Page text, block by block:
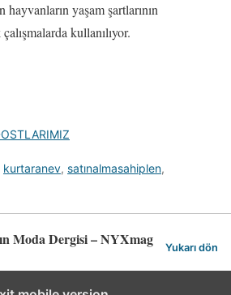
yaşam şartlarının
kullanılıyor.
kurtaranev, satınalmasahiplen,
Moda Dergisi – NYXmag Yukarı dön